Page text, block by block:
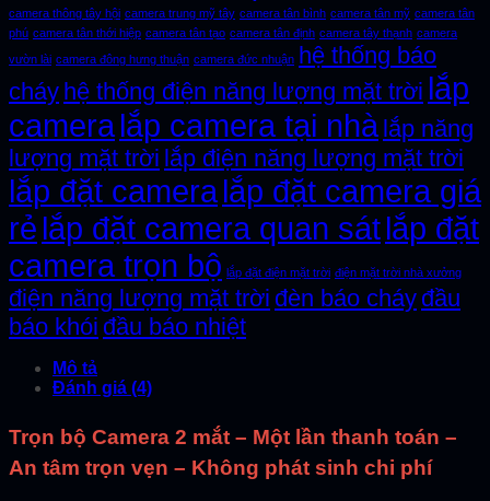
camera thông tây hội camera trung mỹ tây camera tân bình camera tân mỹ camera tân
phú camera tân thới hiệp camera tân tạo camera tân định camera tây thạnh camera
vườn lài camera đông hưng thuận camera đức nhuận hệ thống báo
cháy hệ thống điện năng lượng mặt trời lắp
cameralắp camera tại nhà lắp năng
lượng mặt trời lắp điện năng lượng mặt trời
lắp đặt cameralắp đặt camera giá
rẻ lắp đặt camera quan sátlắp đặt
camera trọn bộ lắp đặt điện mặt trời điện mặt trời nhà xưởng
điện năng lượng mặt trời đèn báo cháy đầu
báo khói đầu báo nhiệt
Mô tả
Đánh giá (4)
Trọn bộ Camera 2 mắt – Một lần thanh toán –
An tâm trọn vẹn – Không phát sinh chi phí